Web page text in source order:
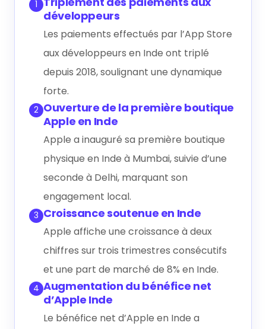
1
développeurs
Les paiements effectués par l’App Store
aux développeurs en Inde ont triplé
depuis 2018, soulignant une dynamique
forte.
2 Ouverture de la première boutique
Apple en Inde
Apple a inauguré sa première boutique
physique en Inde à Mumbai, suivie d’une
seconde à Delhi, marquant son
engagement local.
3 Croissance soutenue en Inde
Apple affiche une croissance à deux
chiffres sur trois trimestres consécutifs
et une part de marché de 8% en Inde.
4 Augmentation du bénéfice net
d’Apple Inde
Le bénéfice net d’Apple en Inde a